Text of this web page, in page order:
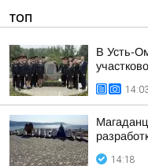
ТОП
В Усть-
14:18